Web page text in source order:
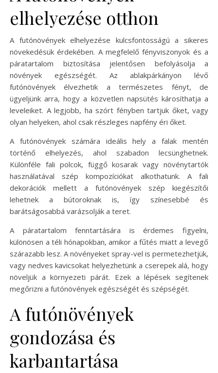
elhelyezése otthon
A futónövények elhelyezése kulcsfontosságú a sikeres
növekedésük érdekében. A megfelelő fényviszonyok és a
páratartalom biztosítása jelentősen befolyásolja a
növények egészségét. Az ablakpárkányon lévő
futónövények élvezhetik a természetes fényt, de
ügyeljünk arra, hogy a közvetlen napsütés károsíthatja a
leveleiket. A legjobb, ha szórt fényben tartjuk őket, vagy
olyan helyeken, ahol csak részleges napfény éri őket.
A futónövények számára ideális hely a falak mentén
történő elhelyezés, ahol szabadon lecsünghetnek.
Különféle fali polcok, függő kosarak vagy növénytartók
használatával szép kompozíciókat alkothatunk. A fali
dekorációk mellett a futónövények szép kiegészítői
lehetnek a bútoroknak is, így színesebbé és
barátságosabbá varázsolják a teret.
A páratartalom fenntartására is érdemes figyelni,
különösen a téli hónapokban, amikor a fűtés miatt a levegő
szárazabb lesz. A növényeket spray-vel is permetezhetjük,
vagy nedves kavicsokat helyezhetünk a cserepek alá, hogy
növeljük a környezeti párát. Ezek a lépések segítenek
megőrizni a futónövények egészségét és szépségét.
A futónövények
gondozása és
karbantartása